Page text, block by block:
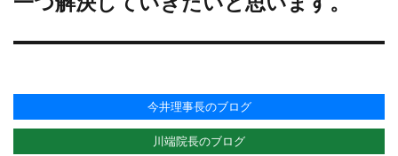
今井理事長のブログ
川端院長のブログ